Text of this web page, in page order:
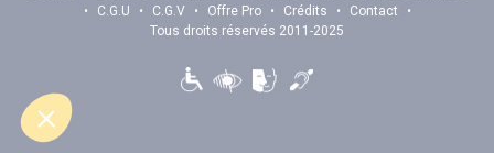
•
C.G.U • C.G.V • Offre Pro • Crédits • Contact
•
Tous droits réservés 2011-2025